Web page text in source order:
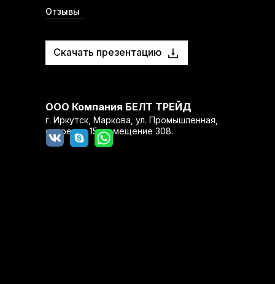
г. Иркутск, Маркова, ул. Промышленная,
строение 15, помещение 308.
ООО Компания БЕЛТ ТРЕЙД
Отзывы
Скачать презентацию